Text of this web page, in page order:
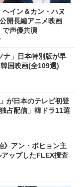
ヘイン＆カン・ハヌ
開長編アニメ映画
で声優共演
ナ」日本特別版が早
国映画(全109選)
が日本のテレビ初登
占配信」韓ドラ11選
》アン・ボヒョン主
ップしたFLEX捜査